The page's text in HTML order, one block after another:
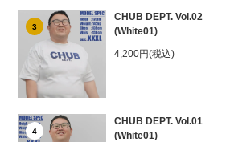
3
CHUB DEPT. Vol.02
(White01)
4,200円(税込)
4
CHUB DEPT. Vol.01
(White01)